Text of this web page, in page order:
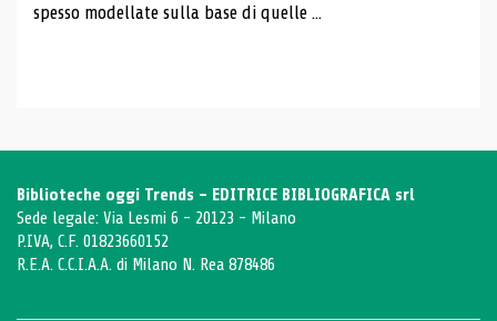
spesso modellate sulla base di quelle ...
Biblioteche oggi Trends - EDITRICE BIBLIOGRAFICA srl
Sede legale: Via Lesmi 6 - 20123 - Milano
P.IVA, C.F. 01823660152
R.E.A. C.C.I.A.A. di Milano N. Rea 878486